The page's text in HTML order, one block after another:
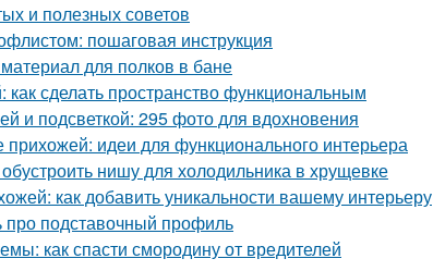
и полезных советов
пошаговая инструкция
для полков в бане
сделать пространство функциональным
и подсветкой: 295 фото для вдохновения
прихожей: идеи для функционального интерьера
нишу для холодильника в хрущевке
как добавить уникальности вашему интерьеру
про подставочный профиль
как спасти смородину от вредителей